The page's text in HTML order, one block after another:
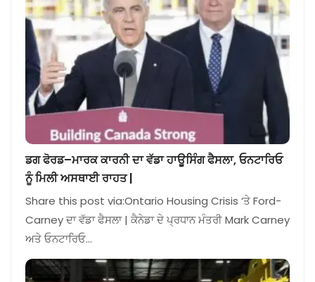
ਡਗ ਫੋਰਡ–ਮਾਰਕ ਕਾਰਨੀ ਦਾ ਵੱਡਾ ਹਾਊਸਿੰਗ ਫੈਸਲਾ, ਓਨਟਾਰਿਓ
ਨੂੰ ਮਿਲੀ ਅਸਥਾਈ ਰਾਹਤ |
Share this post via:Ontario Housing Crisis ‘ਤੇ Ford-
Carney ਦਾ ਵੱਡਾ ਫੈਸਲਾ | ਕੈਨੇਡਾ ਦੇ ਪ੍ਰਧਾਨ ਮੰਤਰੀ Mark Carney
ਅਤੇ ਓਨਟਾਰਿਓ…